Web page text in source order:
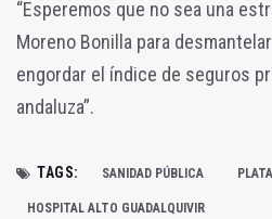
“Esperemos que no sea una
Moreno Bonilla para
engordar el índice de seguros
andaluza”.
TAGS: SANIDAD PÚBLICA
HOSPITAL ALTO GUADALQUIVIR